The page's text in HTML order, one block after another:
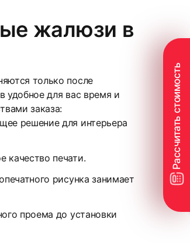
жалюзи в
только после
удобное для вас время и
заказа:
решение для интерьера
качество печати.
рисунка занимает
проема до установки